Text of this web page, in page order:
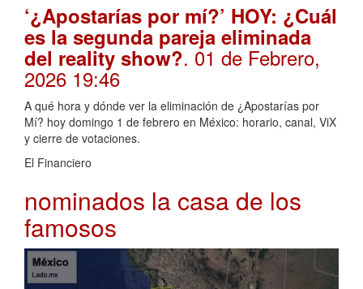
‘¿Apostarías por mí?’ HOY: ¿Cuál
es la segunda pareja eliminada
del reality show?. 01 de Febrero,
2026 19:46
A qué hora y dónde ver la eliminación de ¿Apostarías por
Mí? hoy domingo 1 de febrero en México: horario, canal, ViX
y cierre de votaciones.
El Financiero
nominados la casa de los
famosos